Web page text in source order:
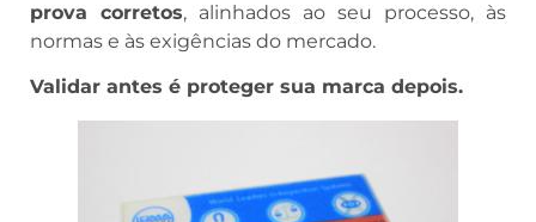
prova corretos, alinhados ao seu processo, às
normas e às exigências do mercado.
Validar antes é proteger sua marca depois.